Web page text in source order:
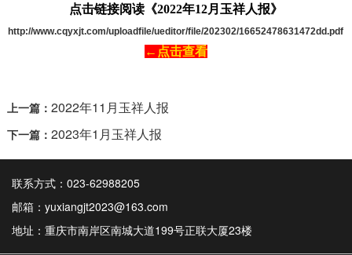
点击链接阅读《2022年12月玉祥人报》
http://www.cqyxjt.com/uploadfile/ueditor/file/202302/16652478631472dd.pdf
← 点击查看
上一篇： 2022年11月玉祥人报
下一篇： 2023年1月玉祥人报
联系方式：023-62988205
邮箱：yuxiangjt2023@163.com
地址：重庆市南岸区南城大道199号正联大厦23楼